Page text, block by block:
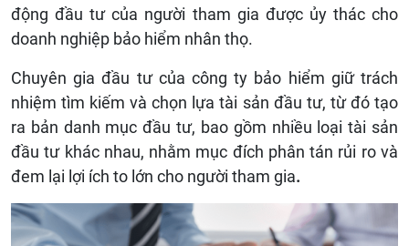
động đầu tư của người tham gia được ủy thác cho
doanh nghiệp bảo hiểm nhân thọ.
Chuyên gia đầu tư của công ty bảo hiểm giữ trách
nhiệm tìm kiếm và chọn lựa tài sản đầu tư, từ đó tạo
ra bản danh mục đầu tư, bao gồm nhiều loại tài sản
đầu tư khác nhau, nhằm mục đích phân tán rủi ro và
đem lại lợi ích to lớn cho người tham gia.